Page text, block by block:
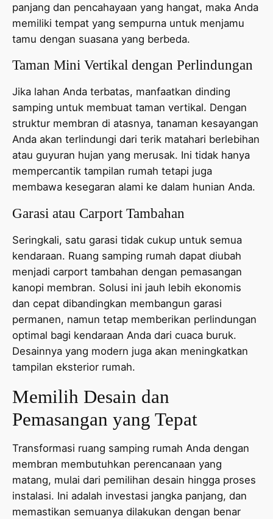
panjang dan pencahayaan yang hangat, maka Anda
memiliki tempat yang sempurna untuk menjamu
tamu dengan suasana yang berbeda.
Taman Mini Vertikal dengan Perlindungan
Jika lahan Anda terbatas, manfaatkan dinding
samping untuk membuat taman vertikal. Dengan
struktur membran di atasnya, tanaman kesayangan
Anda akan terlindungi dari terik matahari berlebihan
atau guyuran hujan yang merusak. Ini tidak hanya
mempercantik tampilan rumah tetapi juga
membawa kesegaran alami ke dalam hunian Anda.
Garasi atau Carport Tambahan
Seringkali, satu garasi tidak cukup untuk semua
kendaraan. Ruang samping rumah dapat diubah
menjadi carport tambahan dengan pemasangan
kanopi membran. Solusi ini jauh lebih ekonomis
dan cepat dibandingkan membangun garasi
permanen, namun tetap memberikan perlindungan
optimal bagi kendaraan Anda dari cuaca buruk.
Desainnya yang modern juga akan meningkatkan
tampilan eksterior rumah.
Memilih Desain dan
Pemasangan yang Tepat
Transformasi ruang samping rumah Anda dengan
membran membutuhkan perencanaan yang
matang, mulai dari pemilihan desain hingga proses
instalasi. Ini adalah investasi jangka panjang, dan
memastikan semuanya dilakukan dengan benar